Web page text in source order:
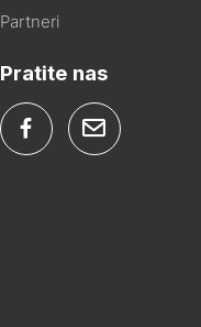
Partneri
Pratite nas